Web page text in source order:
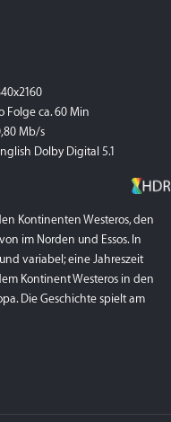
Dolby Digital 5.1
Folge ca. 60 Min
Mb/s
Kontinenten Westeros, den
im Norden und Essos. In
variabel; eine Jahreszeit
Kontinent Westeros in den
Die Geschichte spielt am